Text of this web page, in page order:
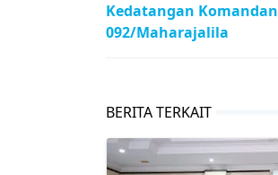
Kedatangan
092/Maharajalila
BERITA TERKAIT